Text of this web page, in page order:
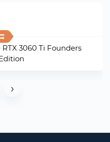
3060 Ti Founders
›